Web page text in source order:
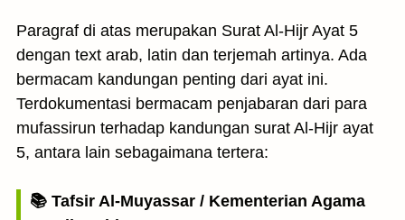
Paragraf di atas merupakan Surat Al-Hijr Ayat 5
dengan text arab, latin dan terjemah artinya. Ada
bermacam kandungan penting dari ayat ini.
Terdokumentasi bermacam penjabaran dari para
mufassirun terhadap kandungan surat Al-Hijr ayat
5, antara lain sebagaimana tertera:
📚 Tafsir Al-Muyassar / Kementerian Agama